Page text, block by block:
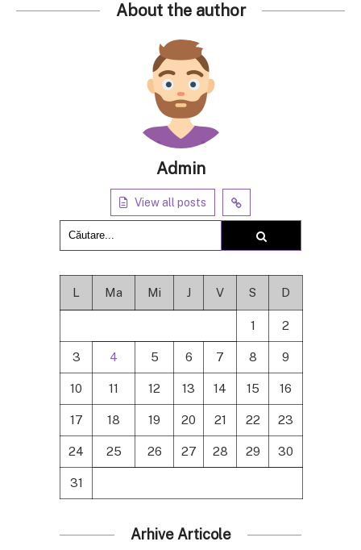
About the author
Admin
View all posts
L Ma Mi J V S D
1 2
3 4 5 6 7 8 9
10 11 12 13 14 15 16
17 18 19 20 21 22 23
24 25 26 27 28 29 30
31
Arhive Articole